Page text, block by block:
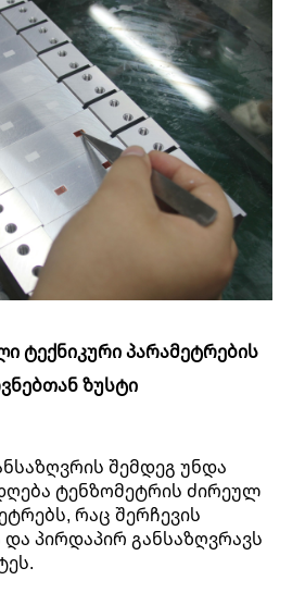
ტექნიკური პარამეტრების
ზუსტი
შემდეგ უნდა
ტენზომეტრის ძირეულ
რაც შერჩევის
და პირდაპირ განსაზღვრავს